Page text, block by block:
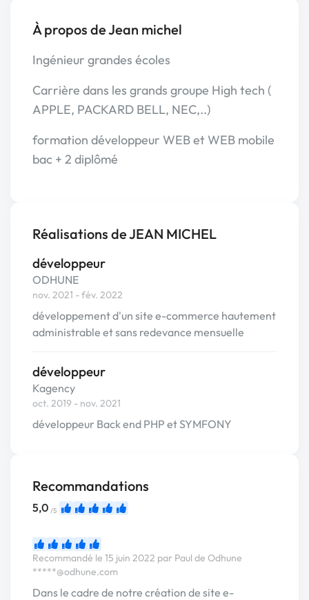
À propos de Jean michel
Ingénieur grandes écoles
Carrière dans les grands groupe High tech (
APPLE, PACKARD BELL, NEC,..)
formation développeur WEB et WEB mobile
bac + 2 diplômé
Réalisations de JEAN MICHEL
développeur
ODHUNE
nov. 2021 - fév. 2022
développement d'un site e-commerce hautement
administrable et sans redevance mensuelle
développeur
Kagency
oct. 2019 - nov. 2021
développeur Back end PHP et SYMFONY
Recommandations
5,0 /5
Recommandé le 15 juin 2022 par Paul de Odhune
*****@odhune.com
Dans le cadre de notre création de site e-